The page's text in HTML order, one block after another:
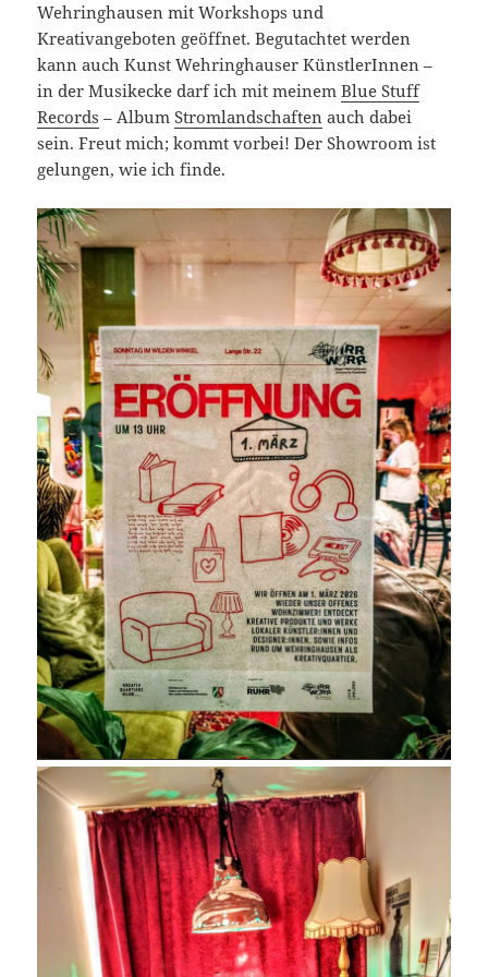
Wehringhausen mit Workshops und
Kreativangeboten geöffnet. Begutachtet werden
kann auch Kunst Wehringhauser KünstlerInnen –
in der Musikecke darf ich mit meinemBlue Stuff
Records – AlbumStromlandschaften auch dabei
sein. Freut mich; kommt vorbei! Der Showroom ist
gelungen, wie ich finde.